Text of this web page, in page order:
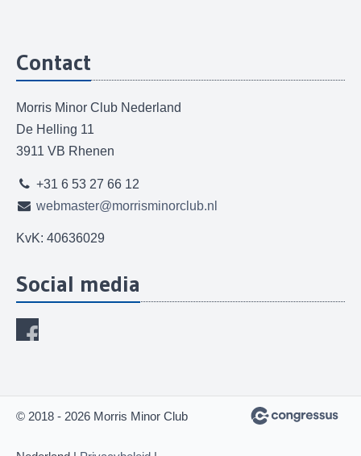
Contact
Morris Minor Club Nederland
De Helling 11
3911 VB Rhenen
+31 6 53 27 66 12
webmaster@morrisminorclub.nl
KvK: 40636029
Social media
© 2018 - 2026 Morris Minor Club